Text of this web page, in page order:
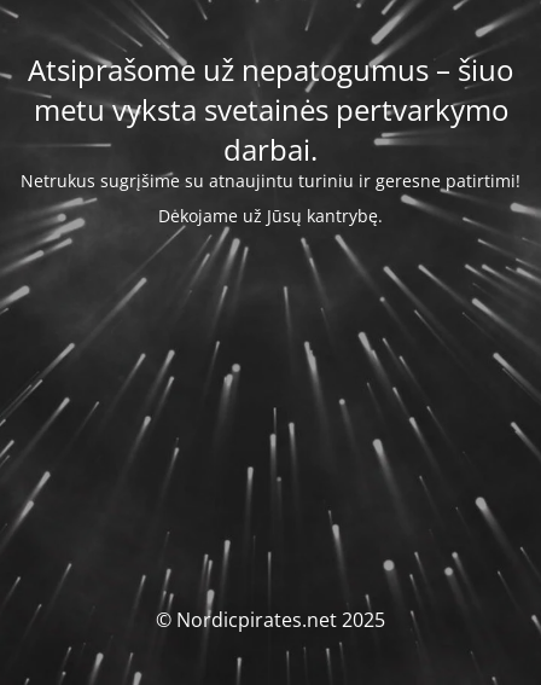
Atsiprašome už nepatogumus – šiuo
metu vyksta svetainės pertvarkymo
darbai.
Netrukus sugrįšime su atnaujintu turiniu ir geresne patirtimi!
Dėkojame už Jūsų kantrybę.
© Nordicpirates.net 2025